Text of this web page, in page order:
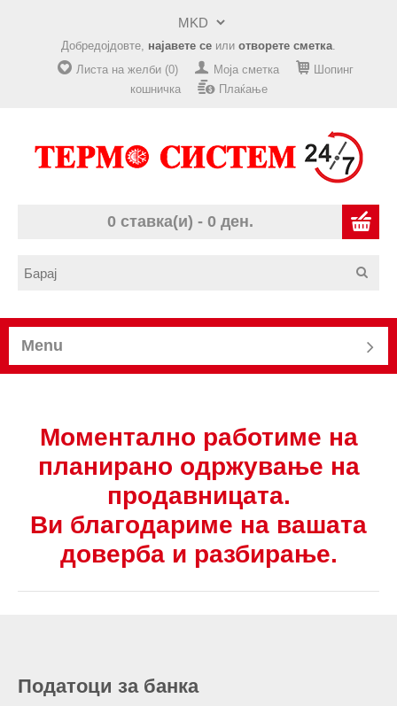
Добредојдовте, најавете се или отворете сметка.
Листа на желби (0)
Моја сметка
Шопинг
кошничка
Плаќање
0 ставка(и) - 0 ден.
Menu
Моментално работиме на
планирано одржување на
продавницата.
Ви благодариме на вашата
доверба и разбирање.
Податоци за банка